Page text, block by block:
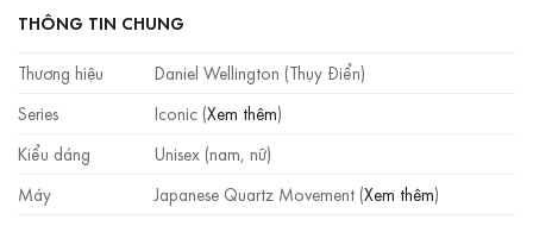
THÔNG TIN CHUNG
Thương hiệu
Daniel Wellington (Thụy Điển)
Series
Iconic (Xem thêm)
Kiểu dáng
Unisex (nam, nữ)
Máy
Japanese Quartz Movement (Xem thêm)